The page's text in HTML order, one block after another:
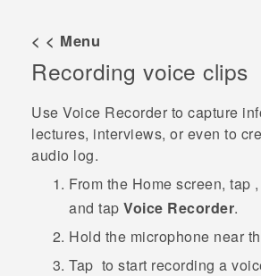
VIVERSE
ỨNG DỤNG
HỖ TRỢ
< < Menu
Recording voice clips
Use Voice Recorder to capture
lectures, interviews, or even to
audio log.
From the Home screen, tap
and tap Voice Recorder.
Hold the microphone near
Tap to start recording a